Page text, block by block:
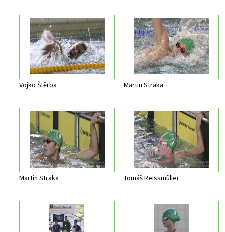
Vojko Štěrba Martin Straka
Martin Straka Tomáš Reissmüller